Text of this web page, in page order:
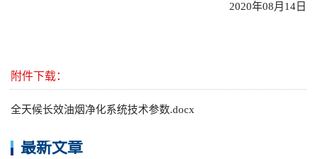
2020年08月14日
附件下载：
全天候长效油烟净化系统技术参数.docx
最新文章